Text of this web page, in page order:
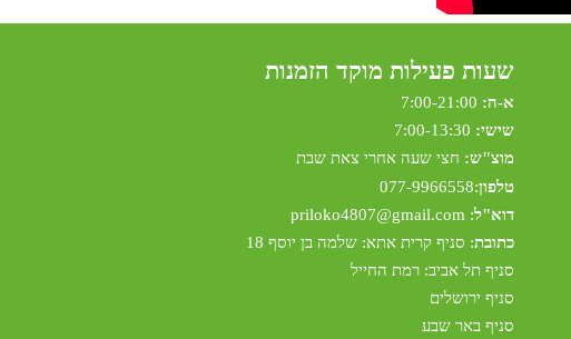
שעות פעילות מוקד הזמנות
א-ה:
שישי: 7:00-13:30
מוצ"ש: חצי שעה אחרי צאת שבת
טלפון:
077-9966558
דוא"ל:
priloko4807@gmail.com
כתובת: סניף קרית אתא: שלמה בן יוסף 18
סניף תל אביב: רמת החייל
סניף ירושלים
סניף באר שבע